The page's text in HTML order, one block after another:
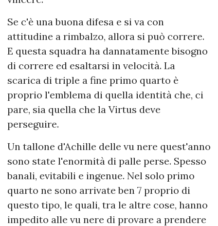
Se c'è una buona difesa e si va con
attitudine a rimbalzo, allora si può correre.
E questa squadra ha dannatamente bisogno
di correre ed esaltarsi in velocità. La
scarica di triple a fine primo quarto è
proprio l'emblema di quella identità che, ci
pare, sia quella che la Virtus deve
perseguire.
Un tallone d'Achille delle vu nere quest'anno
sono state l'enormità di palle perse. Spesso
banali, evitabili e ingenue. Nel solo primo
quarto ne sono arrivate ben 7 proprio di
questo tipo, le quali, tra le altre cose, hanno
impedito alle vu nere di provare a prendere